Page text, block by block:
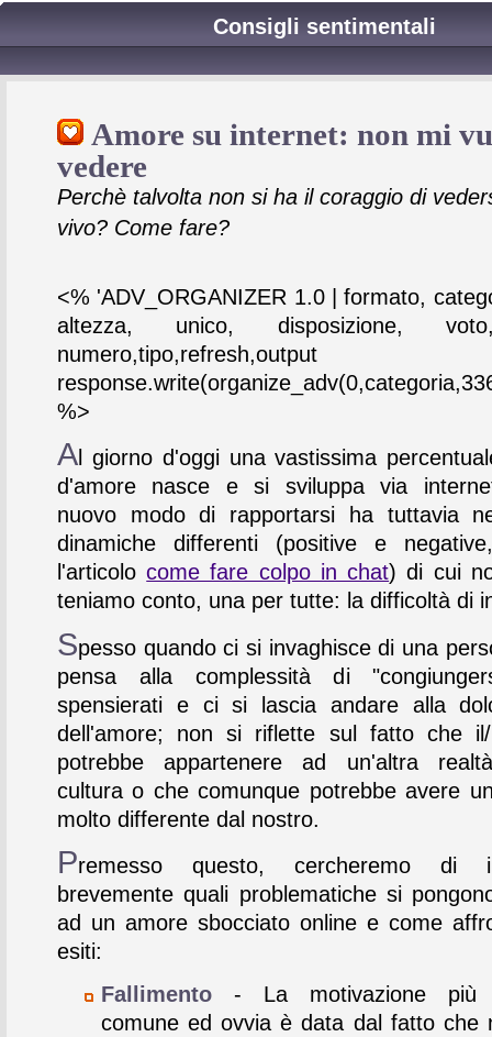
Consigli sentimentali
Amore su internet: non mi
vedere
Perchè talvolta non si ha il coraggio di
vivo? Come fare?
<% 'ADV_ORGANIZER 1.0 | formato,
altezza, unico, disposizione,
numero,tipo,refresh,output
%>
A l giorno d'oggi una vastissima
d'amore nasce e si sviluppa via
nuovo modo di rapportarsi ha tuttavia
dinamiche differenti (positive e
l'articolocome fare colpo in chat) di cui
teniamo conto, una per tutte: la difficoltà di
Spesso quando ci si invaghisce di una
pensa alla complessità di
spensierati e ci si lascia andare alla
dell'amore; non si riflette sul fatto che
potrebbe appartenere ad un'altra
cultura o che comunque potrebbe avere
molto differente dal nostro.
Premesso questo, cercheremo di
brevemente quali problematiche si
ad un amore sbocciato online e come
esiti:
Fallimento - La motivazione più
comune ed ovvia è data dal fatto che